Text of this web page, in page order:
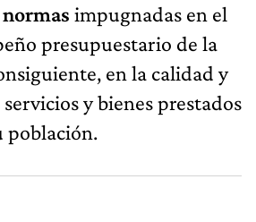
impugnadas en el
presupuestario de la
en la calidad y
y bienes prestados
población.